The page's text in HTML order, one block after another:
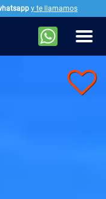
y te llamamos